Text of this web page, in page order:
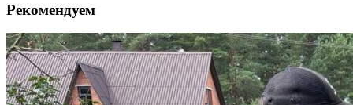
Рекомендуем